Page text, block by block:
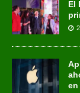
El
en